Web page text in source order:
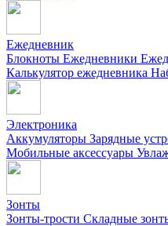
Ежедневник
Блокноты Ежедневники
Калькулятор ежедневника
Электроника
Аккумуляторы Зарядные
Мобильные аксессуары
Зонты
Зонты-трости Складные